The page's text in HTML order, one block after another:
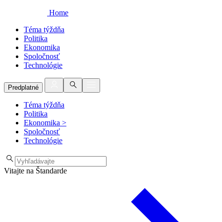
Home
Téma týždňa
Politika
Ekonomika
Spoločnosť
Technológie
Predplatné
Téma týždňa
Politika
Ekonomika >
Spoločnosť
Technológie
Vitajte na Štandarde